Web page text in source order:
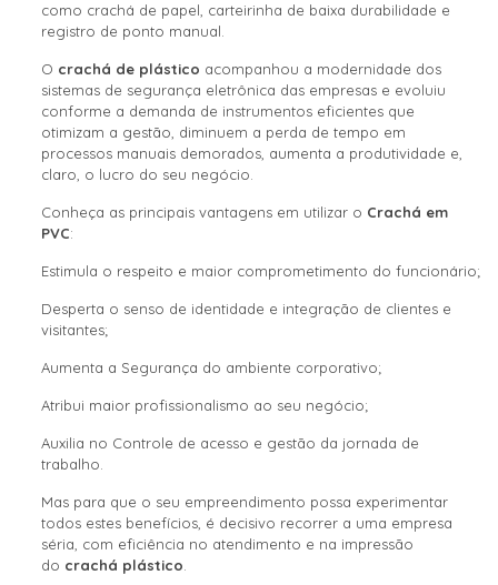
como crachá de papel, carteirinha de baixa durabilidade e
registro de ponto manual.
O crachá de plástico acompanhou a modernidade dos
sistemas de segurança eletrônica das empresas e evoluiu
conforme a demanda de instrumentos eficientes que
otimizam a gestão, diminuem a perda de tempo em
processos manuais demorados, aumenta a produtividade e,
claro, o lucro do seu negócio.
Conheça as principais vantagens em utilizar o Crachá em
PVC:
Estimula o respeito e maior comprometimento do funcionário;
Desperta o senso de identidade e integração de clientes e
visitantes;
Aumenta a Segurança do ambiente corporativo;
Atribui maior profissionalismo ao seu negócio;
Auxilia no Controle de acesso e gestão da jornada de
trabalho.
Mas para que o seu empreendimento possa experimentar
todos estes benefícios, é decisivo recorrer a uma empresa
séria, com eficiência no atendimento e na impressão
do crachá plástico